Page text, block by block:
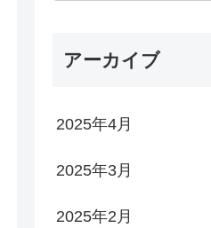
アーカイブ
2025年4月
2025年3月
2025年2月